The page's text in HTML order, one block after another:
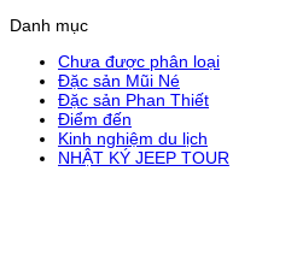
Danh mục
Chưa được phân loại
Đặc sản Mũi Né
Đặc sản Phan Thiết
Điểm đến
Kinh nghiệm du lịch
NHẬT KÝ JEEP TOUR